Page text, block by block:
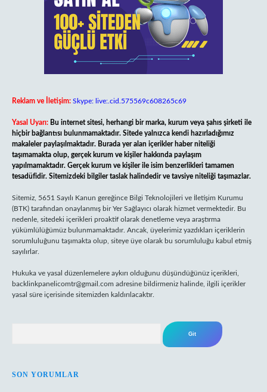
Reklam ve İletişim: Skype: live:.cid.575569c608265c69
Yasal Uyarı: Bu internet sitesi, herhangi bir marka, kurum veya şahıs şirketi ile
hiçbir bağlantısı bulunmamaktadır. Sitede yalnızca kendi hazırladığımız
makaleler paylaşılmaktadır. Burada yer alan içerikler haber niteliği
taşımamakta olup, gerçek kurum ve kişiler hakkında paylaşım
yapılmamaktadır. Gerçek kurum ve kişiler ile isim benzerlikleri tamamen
tesadüfidir. Sitemizdeki bilgiler taslak halindedir ve tavsiye niteliği taşımazlar.
Sitemiz, 5651 Sayılı Kanun gereğince Bilgi Teknolojileri ve İletişim Kurumu
(BTK) tarafından onaylanmış bir Yer Sağlayıcı olarak hizmet vermektedir. Bu
nedenle, sitedeki içerikleri proaktif olarak denetleme veya araştırma
yükümlülüğümüz bulunmamaktadır. Ancak, üyelerimiz yazdıkları içeriklerin
sorumluluğunu taşımakta olup, siteye üye olarak bu sorumluluğu kabul etmiş
sayılırlar.
Hukuka ve yasal düzenlemelere aykırı olduğunu düşündüğünüz içerikleri,
backlinkpanelicomtr@gmail.com adresine bildirmeniz halinde, ilgili içerikler
yasal süre içerisinde sitemizden kaldırılacaktır.
SON YORUMLAR